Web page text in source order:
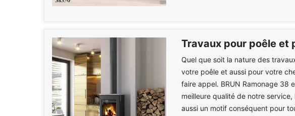
Travaux pour poêle et
Quel que soit la nature des
votre poêle et aussi pour votre
faire appel. BRUN Ramonage 38
meilleure qualité de notre
aussi un motif conséquent pour